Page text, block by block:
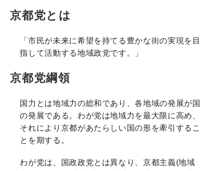
京都党とは
「市民が未来に希望を持てる豊かな街の実現を目
指して活動する地域政党です。」
京都党綱領
国力とは地域力の総和であり、各地域の発展が国
の発展である。わが党は地域力を最大限に高め、
それにより京都があたらしい国の形を牽引するこ
とを期する。
わが党は、国政政党とは異なり、京都主義(地域